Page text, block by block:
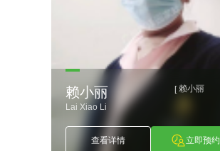
[ 赖小丽
赖小丽
Lai Xiao Li
查看详情 立即预约